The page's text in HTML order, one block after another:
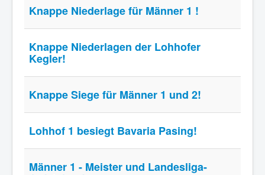
Termine
Wir über uns
Anfahrt
Archiv
Knappe Niederlage für Männer 1 !
Knappe Niederlagen der Lohhofer
Kegler!
Knappe Siege für Männer 1 und 2!
Lohhof 1 besiegt Bavaria Pasing!
Männer 1 - Meister und Landesliga-